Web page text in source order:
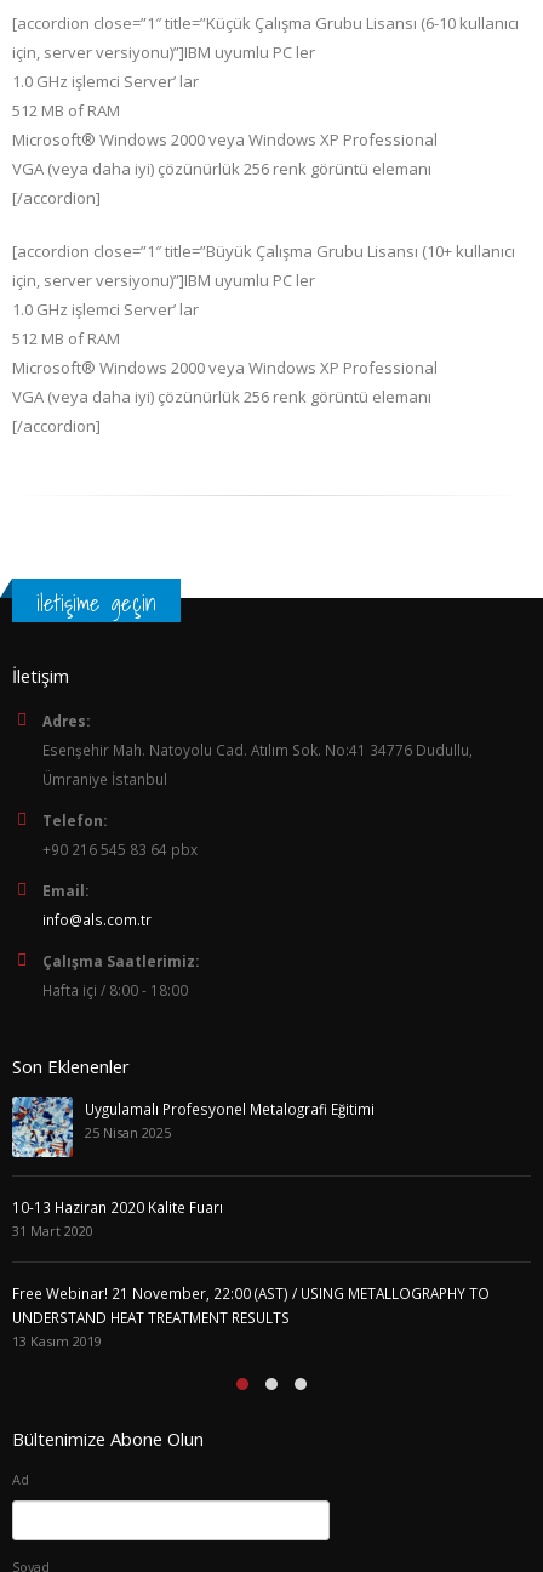
[accordion close=”1″ title=”Küçük Çalışma Grubu Lisansı (6-10 kullanıcı
için, server versiyonu)”]IBM uyumlu PC ler
1.0 GHz işlemci Server’ lar
512 MB of RAM
Microsoft® Windows 2000 veya Windows XP Professional
VGA (veya daha iyi) çözünürlük 256 renk görüntü elemanı
[/accordion]
[accordion close=”1″ title=”Büyük Çalışma Grubu Lisansı (10+ kullanıcı
için, server versiyonu)”]IBM uyumlu PC ler
1.0 GHz işlemci Server’ lar
512 MB of RAM
Microsoft® Windows 2000 veya Windows XP Professional
VGA (veya daha iyi) çözünürlük 256 renk görüntü elemanı
[/accordion]
iletişime geçin
İletişim
Adres:
Esenşehir Mah. Natoyolu Cad. Atılım Sok. No:41 34776 Dudullu,
Ümraniye İstanbul
Telefon:
+90 216 545 83 64 pbx
Email:
info@als.com.tr
Çalışma Saatlerimiz:
Hafta içi / 8:00 - 18:00
Son Eklenenler
Uygulamalı Profesyonel Metalografi Eğitimi
25 Nisan 2025
10-13 Haziran 2020 Kalite Fuarı
31 Mart 2020
Free Webinar! 21 November, 22:00 (AST) / USING METALLOGRAPHY TO
UNDERSTAND HEAT TREATMENT RESULTS
13 Kasım 2019
Bültenimize Abone Olun
Ad
Soyad